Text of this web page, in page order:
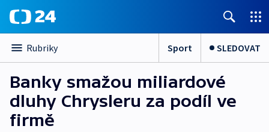
Rubriky Sport SLEDOVAT
Banky smažou miliardové
dluhy Chrysleru za podíl ve
firmě